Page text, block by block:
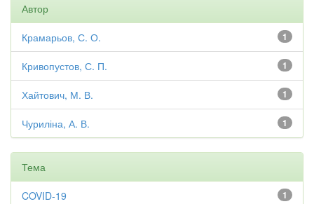
Автор
1
Крамарьов, С. О.
1
Кривопустов, С. П.
1
Хайтович, М. В.
1
Чуриліна, А. В.
Тема
1
COVID-19